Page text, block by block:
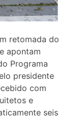
retomada do
apontam
Programa
presidente
com
e
seis